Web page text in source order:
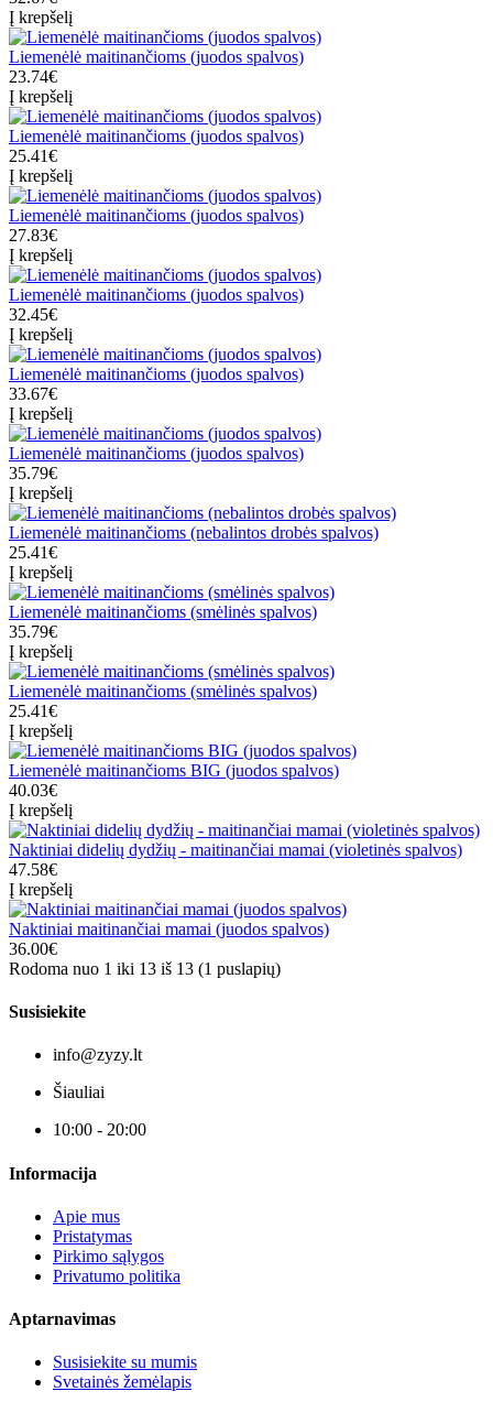
Į krepšelį
Liemenėlė maitinančioms (juodos spalvos)
23.74€
Į krepšelį
Liemenėlė maitinančioms (juodos spalvos)
25.41€
Į krepšelį
Liemenėlė maitinančioms (juodos spalvos)
27.83€
Į krepšelį
Liemenėlė maitinančioms (juodos spalvos)
32.45€
Į krepšelį
Liemenėlė maitinančioms (juodos spalvos)
33.67€
Į krepšelį
Liemenėlė maitinančioms (juodos spalvos)
35.79€
Į krepšelį
Liemenėlė maitinančioms (nebalintos drobės spalvos)
25.41€
Į krepšelį
Liemenėlė maitinančioms (smėlinės spalvos)
35.79€
Į krepšelį
Liemenėlė maitinančioms (smėlinės spalvos)
25.41€
Į krepšelį
Liemenėlė maitinančioms BIG (juodos spalvos)
40.03€
Į krepšelį
Naktiniai didelių dydžių - maitinančiai mamai (violetinės spalvos)
47.58€
Į krepšelį
Naktiniai maitinančiai mamai (juodos spalvos)
36.00€
Rodoma nuo 1 iki 13 iš 13 (1 puslapių)
Susisiekite
info@zyzy.lt
Šiauliai
10:00 - 20:00
Informacija
Apie mus
Pristatymas
Pirkimo sąlygos
Privatumo politika
Aptarnavimas
Susisiekite su mumis
Svetainės žemėlapis